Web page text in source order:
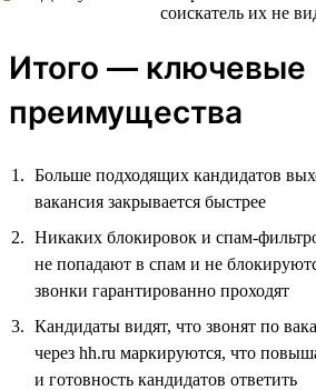
Итого — ключевые
преимущества
Больше подходящих кандидатов
вакансия закрывается быстрее
Никаких блокировок и спам-
не попадают в спам и не
звонки гарантированно проходят
Кандидаты видят, что звонят по
через hh.ru маркируются, что
и готовность кандидатов ответить